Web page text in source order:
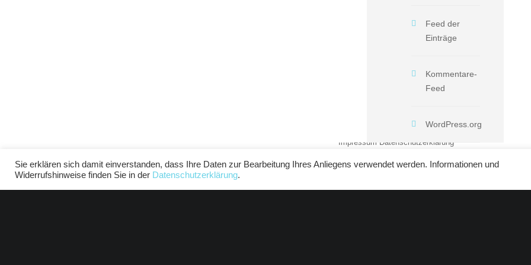
Feed der
Einträge
Kommentare-
Feed
WordPress.org
Impressum Datenschutzerklärung
Sie erklären sich damit einverstanden, dass Ihre Daten zur Bearbeitung Ihres Anliegens verwendet werden. Informationen und
Widerrufshinweise finden Sie in der Datenschutzerklärung.